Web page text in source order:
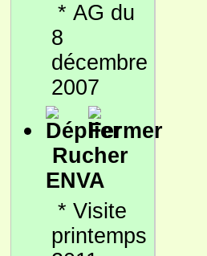
* AG du
8
décembre
2007
Rucher
ENVA
* Visite
printemps